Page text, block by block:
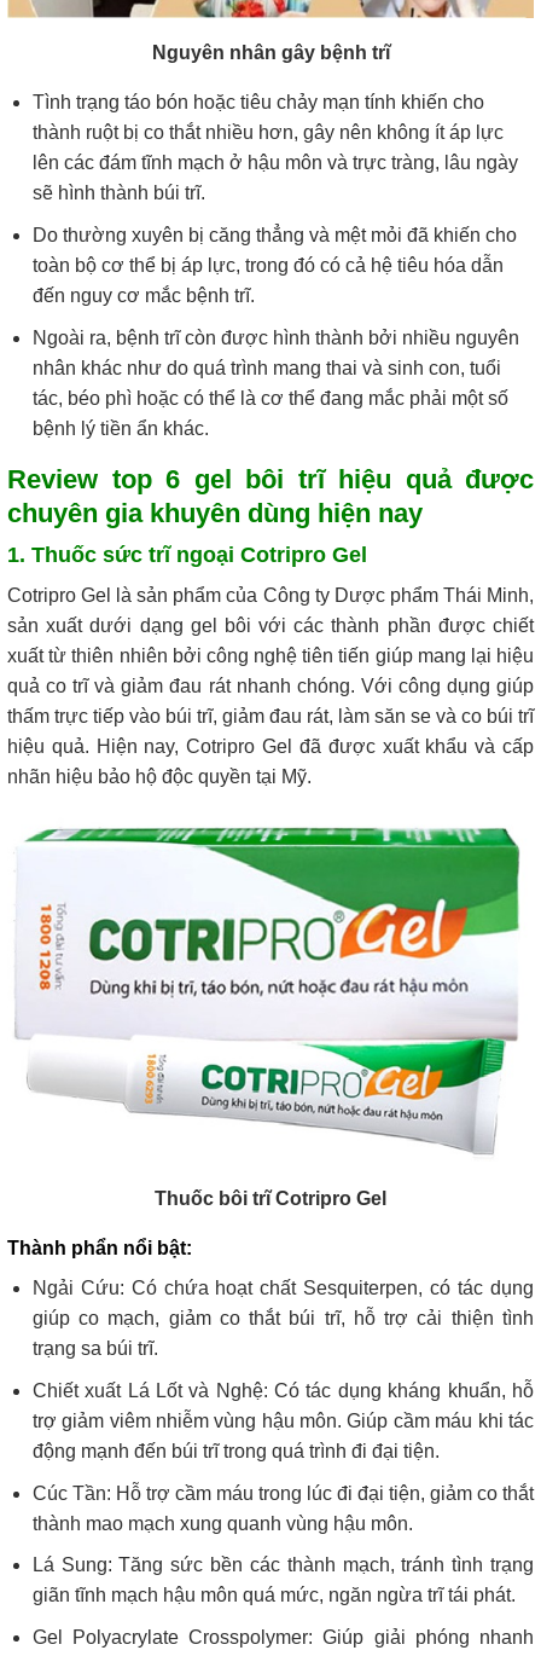
Nguyên nhân gây bệnh trĩ
Tình trạng táo bón hoặc tiêu chảy mạn tính khiến cho
thành ruột bị co thắt nhiều hơn, gây nên không ít áp lực
lên các đám tĩnh mạch ở hậu môn và trực tràng, lâu ngày
sẽ hình thành búi trĩ.
Do thường xuyên bị căng thẳng và mệt mỏi đã khiến cho
toàn bộ cơ thể bị áp lực, trong đó có cả hệ tiêu hóa dẫn
đến nguy cơ mắc bệnh trĩ.
Ngoài ra, bệnh trĩ còn được hình thành bởi nhiều nguyên
nhân khác như do quá trình mang thai và sinh con, tuổi
tác, béo phì hoặc có thể là cơ thể đang mắc phải một số
bệnh lý tiền ẩn khác.
Review top 6 gel bôi trĩ hiệu quả được
chuyên gia khuyên dùng hiện nay
1. Thuốc sức trĩ ngoại Cotripro Gel
Cotripro Gel là sản phẩm của Công ty Dược phẩm Thái Minh,
sản xuất dưới dạng gel bôi với các thành phần được chiết
xuất từ thiên nhiên bởi công nghệ tiên tiến giúp mang lại hiệu
quả co trĩ và giảm đau rát nhanh chóng. Với công dụng giúp
thấm trực tiếp vào búi trĩ, giảm đau rát, làm săn se và co búi trĩ
hiệu quả. Hiện nay, Cotripro Gel đã được xuất khẩu và cấp
nhãn hiệu bảo hộ độc quyền tại Mỹ.
Thuốc bôi trĩ Cotripro Gel
Thành phẩn nổi bật:
Ngải Cứu: Có chứa hoạt chất Sesquiterpen, có tác dụng
giúp co mạch, giảm co thắt búi trĩ, hỗ trợ cải thiện tình
trạng sa búi trĩ.
Chiết xuất Lá Lốt và Nghệ: Có tác dụng kháng khuẩn, hỗ
trợ giảm viêm nhiễm vùng hậu môn. Giúp cầm máu khi tác
động mạnh đến búi trĩ trong quá trình đi đại tiện.
Cúc Tần: Hỗ trợ cầm máu trong lúc đi đại tiện, giảm co thắt
thành mao mạch xung quanh vùng hậu môn.
Lá Sung: Tăng sức bền các thành mạch, tránh tình trạng
giãn tĩnh mạch hậu môn quá mức, ngăn ngừa trĩ tái phát.
Gel Polyacrylate Crosspolymer: Giúp giải phóng nhanh